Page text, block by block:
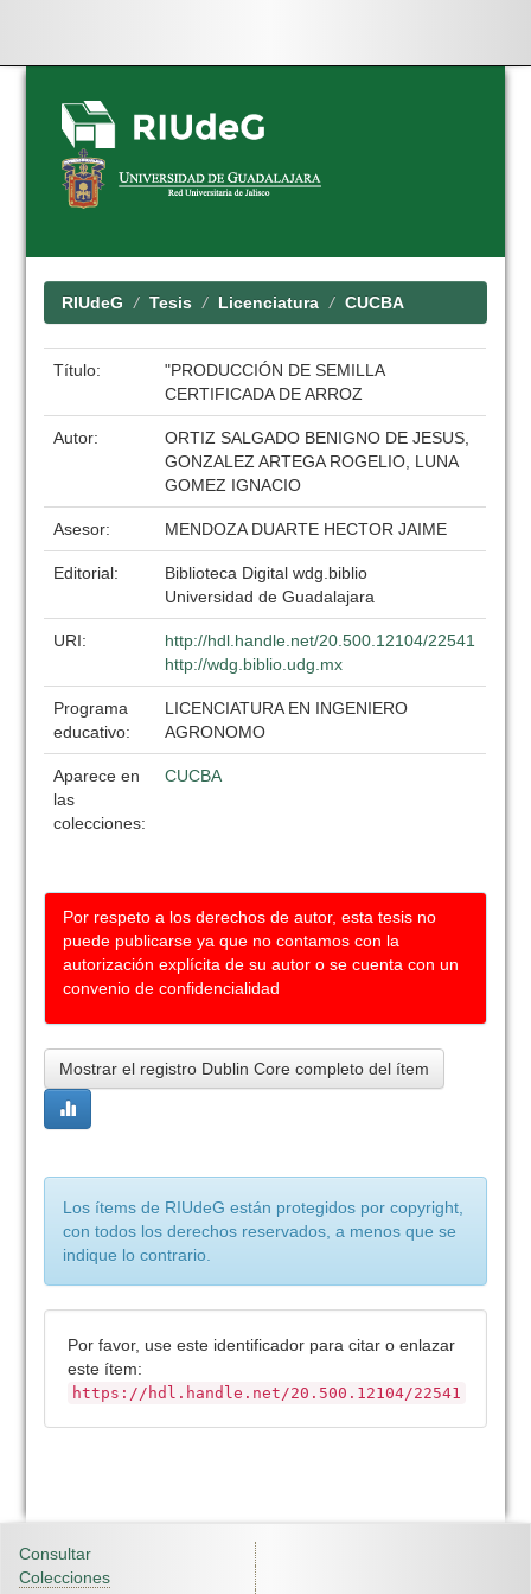
Skip
navigation
RIUdeG Tesis Licenciatura CUCBA
Título:
"PRODUCCIÓN DE SEMILLA
CERTIFICADA DE ARROZ
Autor:
ORTIZ SALGADO BENIGNO DE JESUS,
GONZALEZ ARTEGA ROGELIO, LUNA
GOMEZ IGNACIO
Asesor: MENDOZA DUARTE HECTOR JAIME
Editorial:
Biblioteca Digital wdg.biblio
Universidad de Guadalajara
URI:
http://hdl.handle.net/20.500.12104/22541
http://wdg.biblio.udg.mx
Programa
educativo:
LICENCIATURA EN INGENIERO
AGRONOMO
Aparece en
las
colecciones:
CUCBA
Por respeto a los derechos de autor, esta tesis no
puede publicarse ya que no contamos con la
autorización explícita de su autor o se cuenta con un
convenio de confidencialidad
Mostrar el registro Dublin Core completo del ítem
Los ítems de RIUdeG están protegidos por copyright,
con todos los derechos reservados, a menos que se
indique lo contrario.
Por favor, use este identificador para citar o enlazar
este ítem:
https://hdl.handle.net/20.500.12104/22541
Consultar
Colecciones